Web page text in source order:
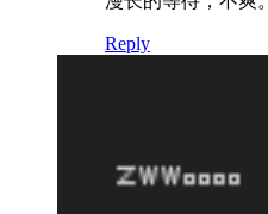
Reply